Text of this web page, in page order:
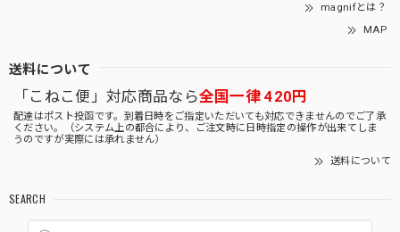
magnifとは？
MAP
送料について
「こねこ便」対応商品なら全国一律 420円
配達はポスト投函です。到着日時をご指定いただいても対応できませんのでご了承
ください。（システム上の都合により、ご注文時に日時指定の操作が出来てしま
うのですが実際には承れません）
送料について
SEARCH